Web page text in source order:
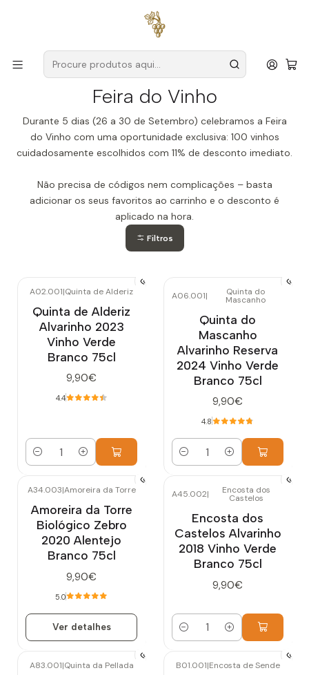
para encomendas a partir de
Feira do Vinho
Feira do Vinho
Durante 5 dias (26 a 30 de Setembro) celebramos a Feira
do Vinho com uma oportunidade exclusiva: 100 vinhos
cuidadosamente escolhidos com 11% de desconto imediato.
Não precisa de códigos nem complicações – basta
adicionar os seus favoritos ao carrinho e o desconto é
aplicado na hora.
Filtros
A02.001|Quinta de Alderiz
Quinta de Alderiz
Alvarinho 2023
Vinho Verde
Branco 75cl
9,90€
4.4
Quantidade
A06.001| Quinta do
Mascanho
Quinta do
Mascanho
Alvarinho Reserva
2024 Vinho Verde
Branco 75cl
9,90€
4.8
Quantidade
A34.003|Amoreira da Torre
Amoreira da Torre
Biológico Zebro
2020 Alentejo
Branco 75cl
9,90€
5.0
Ver detalhes
A45.002| Encosta dos
Castelos
Encosta dos
Castelos Alvarinho
2018 Vinho Verde
Branco 75cl
9,90€
Quantidade
A83.001|Quinta da Pellada B01.001|Encosta de Sende